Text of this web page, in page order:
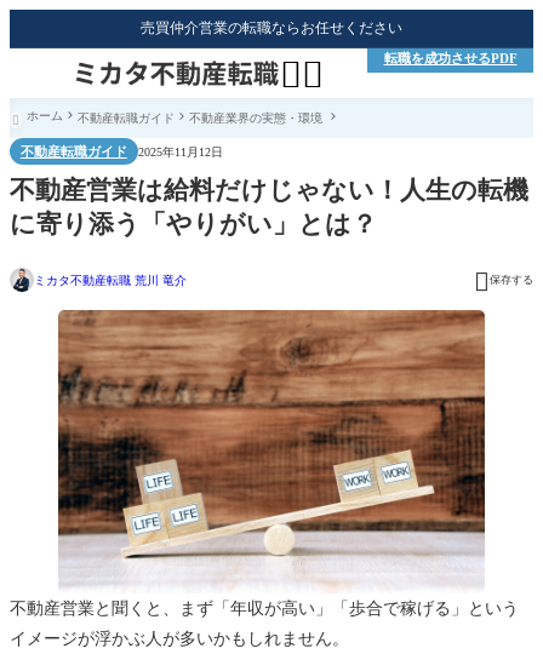
売買仲介営業の転職ならお任せください
 転職を成功させるPDF
 ホーム 不動産転職ガイド 不動産業界の実態・環境
不動産転職ガイド 2025年11月12日
不動産営業は給料だけじゃない！人生の転機
に寄り添う「やりがい」とは？
ミカタ不動産転職 荒川 竜介  保存する
不動産営業と聞くと、まず「年収が高い」「歩合で稼げる」という
イメージが浮かぶ人が多いかもしれません。